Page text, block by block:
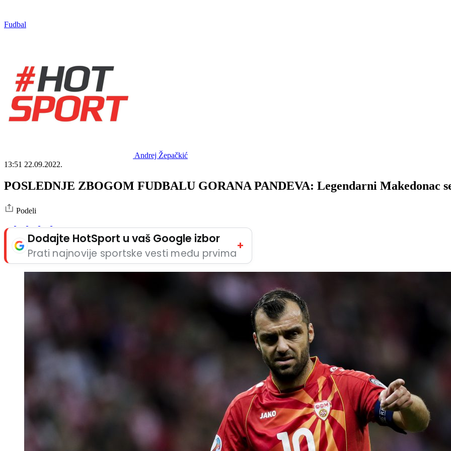
Fudbal
Andrej Žepačkić
13:51 22.09.2022.
POSLEDNJE ZBOGOM FUDBALU GORANA PANDEVA: Legendarni Makedonac
Podeli
Dodajte HotSport u vaš Google izbor
Prati najnovije sportske vesti među prvima
+